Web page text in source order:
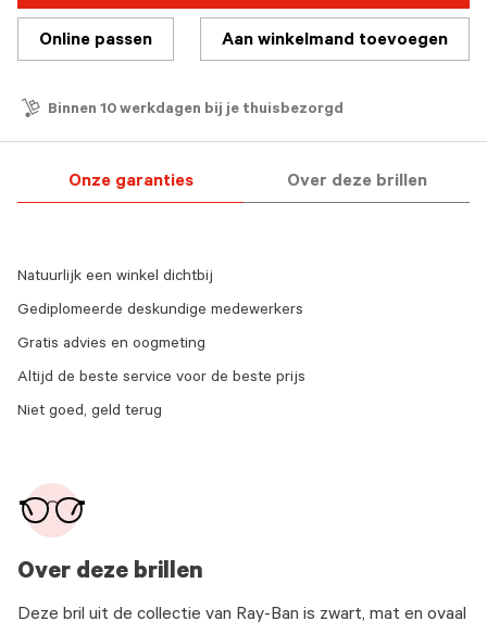
Online passen Aan winkelmand toevoegen
Binnen 10 werkdagen bij je thuisbezorgd
Onze garanties Over deze brillen
Over deze brillen
Deze bril uit de collectie van Ray-Ban is zwart, mat en ovaal
Natuurlijk een winkel dichtbij
Gediplomeerde deskundige medewerkers
Gratis advies en oogmeting
Altijd de beste service voor de beste prijs
Niet goed, geld terug